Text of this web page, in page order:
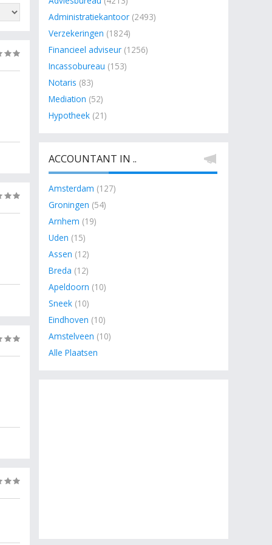
in
hij
Administratiekantoor (2493)
Verzekeringen (1824)
Financieel adviseur (1256)
Incassobureau (153)
Notaris (83)
Mediation (52)
Hypotheek (21)
ACCOUNTANT IN ..
Amsterdam (127)
Groningen (54)
Arnhem (19)
Uden (15)
Assen (12)
Breda (12)
Apeldoorn (10)
Sneek (10)
Eindhoven (10)
Amstelveen (10)
Alle Plaatsen